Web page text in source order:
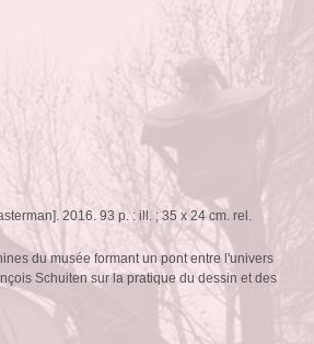
2016. 93 p. : ill. ; 35 x 24 cm. rel.
du musée formant un pont entre l'univers
Schuiten sur la pratique du dessin et des